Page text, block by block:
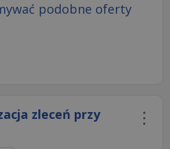
podobne oferty
zleceń przy